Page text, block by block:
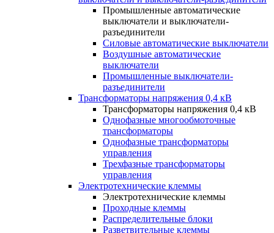
Промышленные автоматические
выключатели и выключатели-
разъединители
Силовые автоматические выключатели
Воздушные автоматические
выключатели
Промышленные выключатели-
разъединители
Трансформаторы напряжения 0,4 кВ
Трансформаторы напряжения 0,4 кВ
Однофазные многообмоточные
трансформаторы
Однофазные трансформаторы
управления
Трехфазные трансформаторы
управления
Электротехнические клеммы
Электротехнические клеммы
Проходные клеммы
Распределительные блоки
Разветвительные клеммы